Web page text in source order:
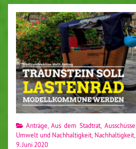
Anträge ,Aus dem Stadtrat, Ausschüsse
Umwelt und Nachhaltigkeit Nachhaltigkeit,
9. Juni 2020